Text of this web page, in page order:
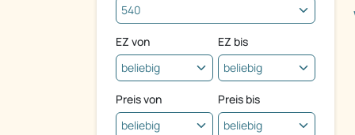
EZ von EZ bis
Preis von Preis bis